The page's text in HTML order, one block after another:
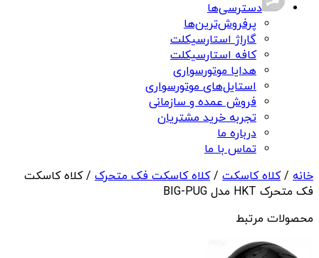
دسترسی‌ها
پرفروش‌ترین‌ها
گاراژ استارسیکلت
کافه استارسیکلت
هدایا موتورسواری
استایل‌های موتورسواری
فروش عمده و سازمانی
تجربه خرید مشتریان
درباره ما
تماس با ما
خانه /کلاه کاسکت /کلاه کاسکت فک متحرک / کلاه کاسکت
فک متحرک HKT مدل BIG-PUG
محصولات مرتبط